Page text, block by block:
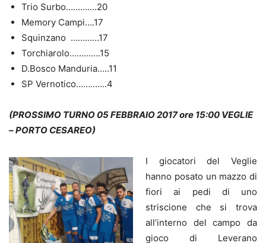
Trio Surbo………….20
Memory Campi….17
Squinzano …………17
Torchiarolo………….15
D.Bosco Manduria…..11
SP Vernotico………….4
(PROSSIMO TURNO 05 FEBBRAIO 2017 ore 15:00 VEGLIE
– PORTO CESAREO)
I giocatori del Veglie
hanno posato un mazzo di
fiori ai pedi di uno
striscione che si trova
all’interno del campo da
gioco di Leverano